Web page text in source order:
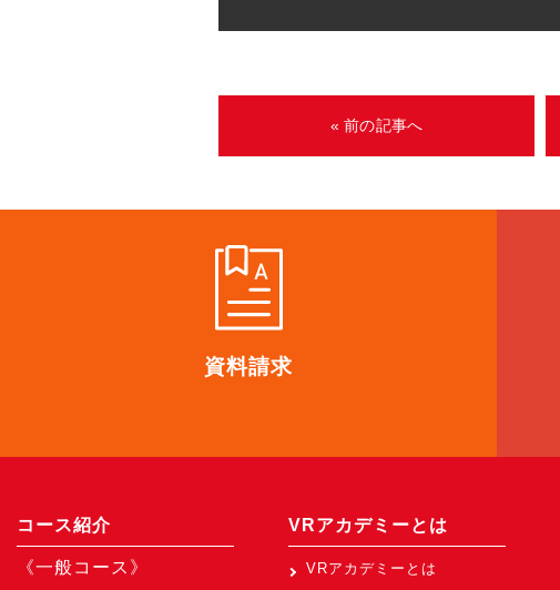
« 前の記事へ
資料請求
コース紹介
《一般コース》
VRアカデミーとは
VRアカデミーとは